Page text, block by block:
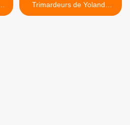
Trimardeurs de Yolande
Liviani >